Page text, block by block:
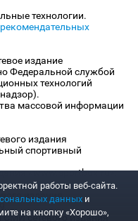
технологии.
издание
Федеральной службой
технологий
массовой информации
издания
спортивный
«www.sportbox.ru»:
издания
СМИ сетевого издания
работы веб-сайта.
данных и
на кнопку «Хорошо»,